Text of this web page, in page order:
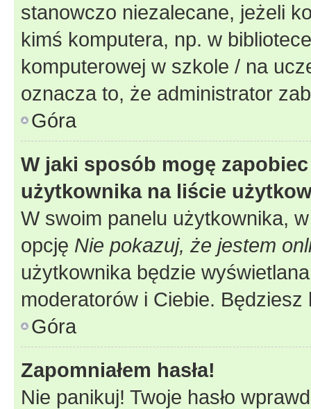
stanowczo niezalecane, jeżeli
kimś komputera, np. w
komputerowej w szkole / na
oznacza to, że administrator
Góra
W jaki sposób mogę
użytkownika na liście
W swoim panelu użytkownika,
opcję Nie pokazuj, że jestem
użytkownika będzie
moderatorów i Ciebie.
Góra
Zapomniałem hasła!
Nie panikuj! Twoje hasło